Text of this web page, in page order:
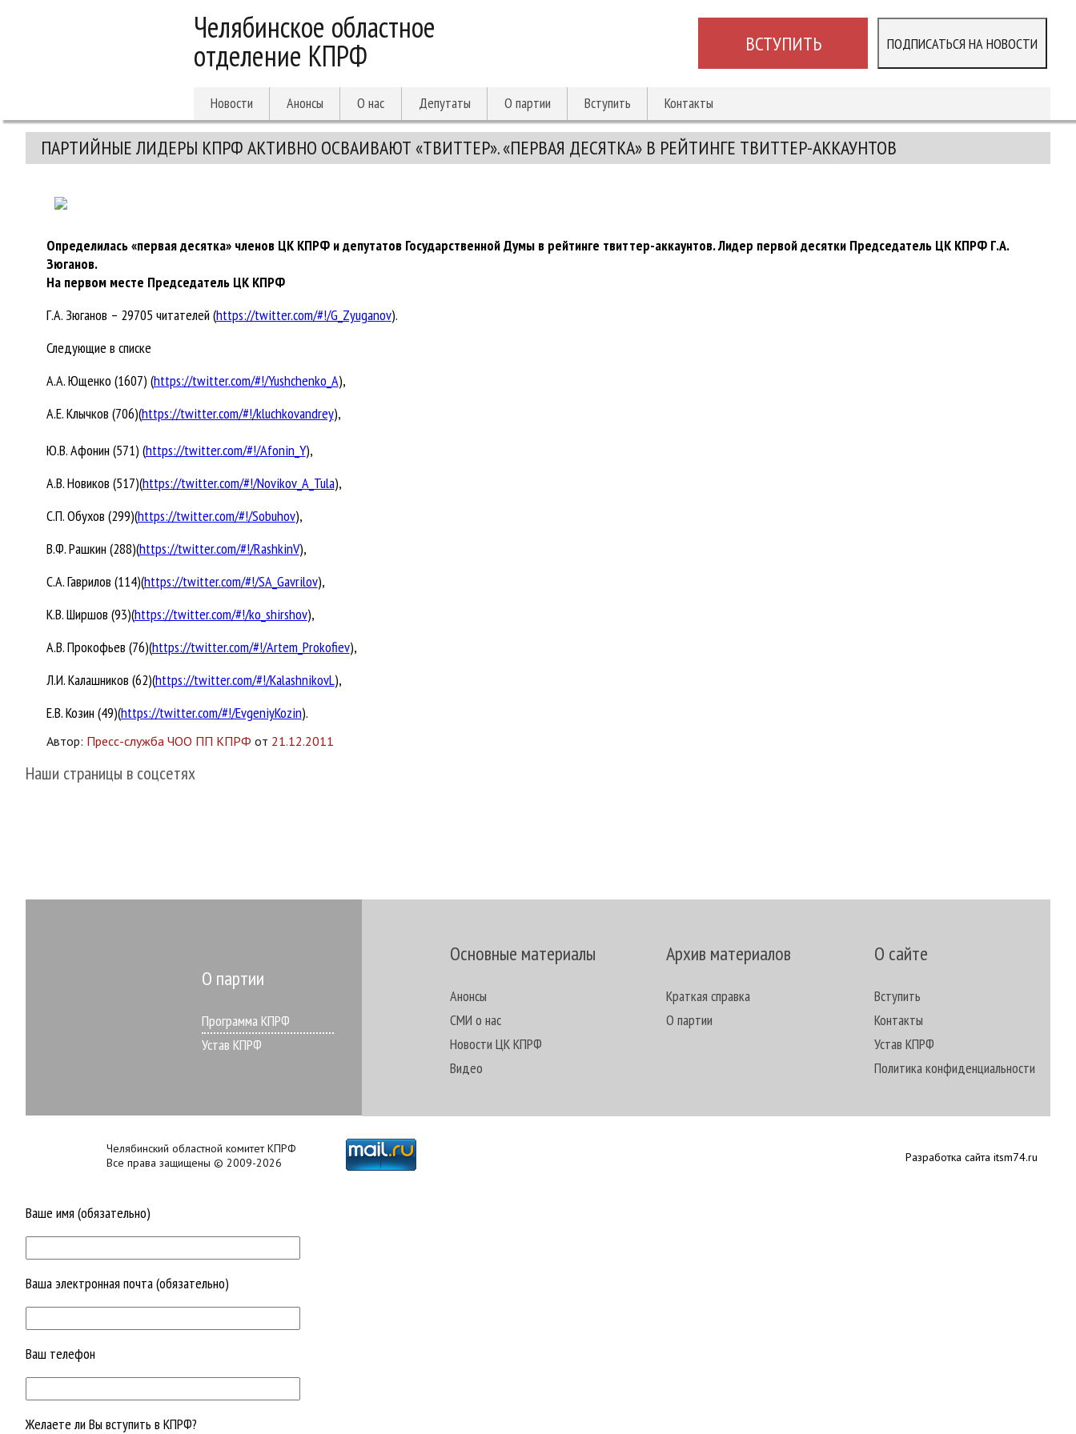
Челябинское областное
отделение КПРФ ВСТУПИТЬ ПОДПИСАТЬСЯ НА НОВОСТИ
Новости Анонсы О нас Депутаты О партии Вступить Контакты
ПАРТИЙНЫЕ ЛИДЕРЫ КПРФ АКТИВНО ОСВАИВАЮТ «ТВИТТЕР». «ПЕРВАЯ ДЕСЯТКА» В РЕЙТИНГЕ ТВИТТЕР-АККАУНТОВ
Определилась «первая десятка» членов ЦК КПРФ и депутатов Государственной Думы в рейтинге твиттер-аккаунтов. Лидер первой десятки Председатель ЦК КПРФ Г.А.
Зюганов.
На первом месте Председатель ЦК КПРФ
Г.А. Зюганов – 29705 читателей (https://twitter.com/#!/G_Zyuganov).
Следующие в списке
А.А. Ющенко (1607) (https://twitter.com/#!/Yushchenko_A),
А.Е. Клычков (706)(https://twitter.com/#!/kluchkovandrey),
Ю.В. Афонин (571) (https://twitter.com/#!/Afonin_Y),
А.В. Новиков (517)(https://twitter.com/#!/Novikov_A_Tula),
С.П. Обухов (299)(https://twitter.com/#!/Sobuhov),
В.Ф. Рашкин (288)(https://twitter.com/#!/RashkinV),
С.А. Гаврилов (114)(https://twitter.com/#!/SA_Gavrilov),
К.В. Ширшов (93)(https://twitter.com/#!/ko_shirshov),
А.В. Прокофьев (76)(https://twitter.com/#!/Artem_Prokofiev),
Л.И. Калашников (62)(https://twitter.com/#!/KalashnikovL),
Е.В. Козин (49)(https://twitter.com/#!/EvgeniyKozin).
Автор: Пресс-служба ЧОО ПП КПРФ от 21.12.2011
Наши страницы в соцсетях
О партии
Программа КПРФ
Устав КПРФ
Основные материалы
Анонсы
СМИ о нас
Новости ЦК КПРФ
Видео
Архив материалов
Краткая справка
О партии
О сайте
Вступить
Контакты
Устав КПРФ
Политика конфиденциальности
Челябинский областной комитет КПРФ
Все права защищены © 2009-2026
Разработка сайта itsm74.ru
Ваше имя (обязательно)
Ваша электронная почта (обязательно)
Ваш телефон
Желаете ли Вы вступить в КПРФ?